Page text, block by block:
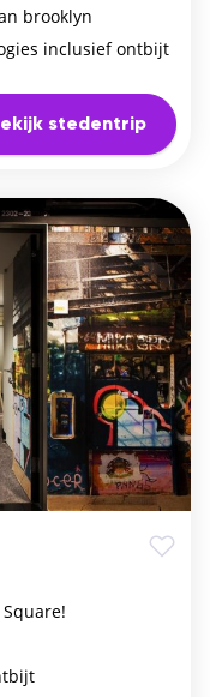
brooklyn
inclusief ontbijt
stedentrip